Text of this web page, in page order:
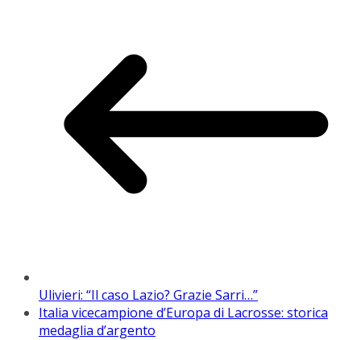
Ulivieri: “Il caso Lazio? Grazie Sarri…”
Italia vicecampione d’Europa di Lacrosse: storica
medaglia d’argento